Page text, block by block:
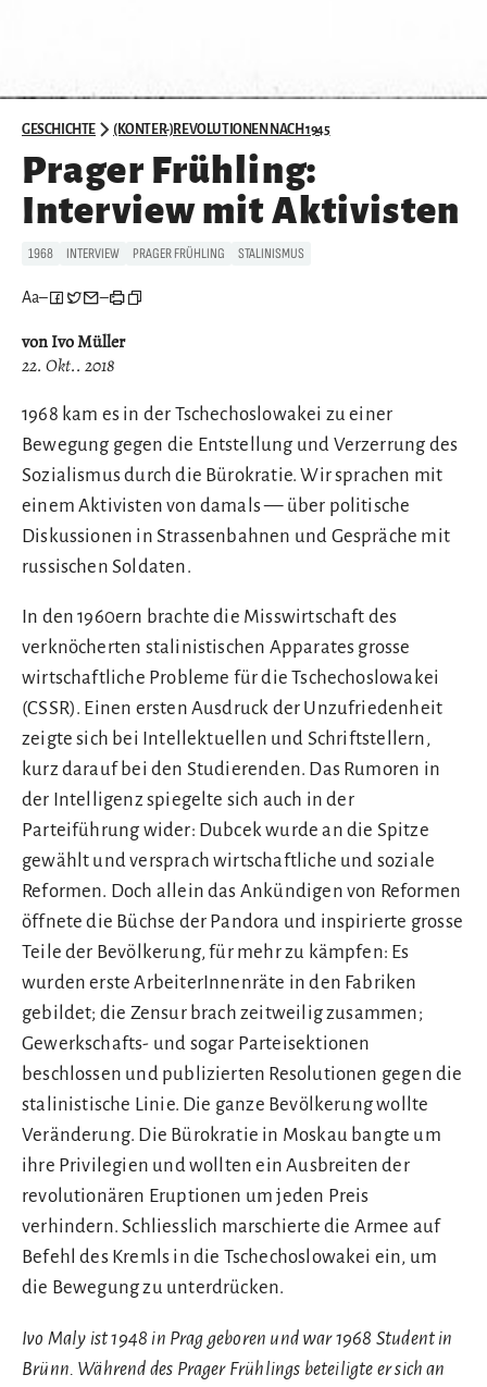
GESCHICHTE (KONTER-)REVOLUTIONEN NACH 1945
Prager Frühling:
Interview mit Aktivisten
1968 INTERVIEW PRAGER FRÜHLING STALINISMUS
Aa– –
von Ivo Müller
22. Okt.. 2018
1968 kam es in der Tschechoslowakei zu einer
Bewegung gegen die Entstellung und Verzerrung des
Sozialismus durch die Bürokratie. Wir sprachen mit
einem Aktivisten von damals — über politische
Diskussionen in Strassenbahnen und Gespräche mit
russischen Soldaten.
In den 1960ern brachte die Misswirtschaft des
verknöcherten stalinistischen Apparates grosse
wirtschaftliche Probleme für die Tschechoslowakei
(CSSR). Einen ersten Ausdruck der Unzufriedenheit
zeigte sich bei Intellektuellen und Schriftstellern,
kurz darauf bei den Studierenden. Das Rumoren in
der Intelligenz spiegelte sich auch in der
Parteiführung wider: Dubcek wurde an die Spitze
gewählt und versprach wirtschaftliche und soziale
Reformen. Doch allein das Ankündigen von Reformen
öffnete die Büchse der Pandora und inspirierte grosse
Teile der Bevölkerung, für mehr zu kämpfen: Es
wurden erste ArbeiterInnenräte in den Fabriken
gebildet; die Zensur brach zeitweilig zusammen;
Gewerkschafts- und sogar Parteisektionen
beschlossen und publizierten Resolutionen gegen die
stalinistische Linie. Die ganze Bevölkerung wollte
Veränderung. Die Bürokratie in Moskau bangte um
ihre Privilegien und wollten ein Ausbreiten der
revolutionären Eruptionen um jeden Preis
verhindern. Schliesslich marschierte die Armee auf
Befehl des Kremls in die Tschechoslowakei ein, um
die Bewegung zu unterdrücken.
Ivo Maly ist 1948 in Prag geboren und war 1968 Student in
Brünn. Während des Prager Frühlings beteiligte er sich an